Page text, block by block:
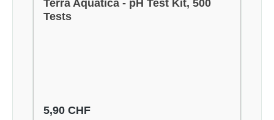
Terra Aquatica - pH Test Kit, 500
Tests
Regulärer Preis:
5,90 CHF